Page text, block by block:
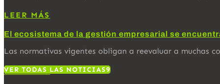
LEER MÁS
El ecosistema de la gestión empresarial se
Las normativas vigentes obligan a reevaluar a muchas
LEER MÁS
VER TODAS LAS NOTICIAS